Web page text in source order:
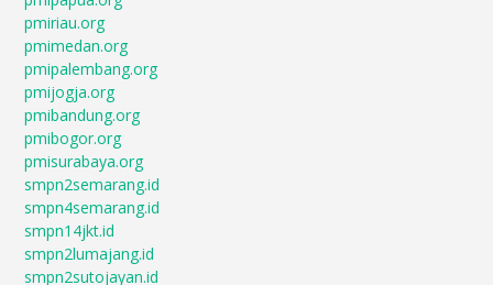
pmiriau.org
pmimedan.org
pmipalembang.org
pmijogja.org
pmibandung.org
pmibogor.org
pmisurabaya.org
smpn2semarang.id
smpn4semarang.id
smpn14jkt.id
smpn2lumajang.id
smpn2sutojayan.id